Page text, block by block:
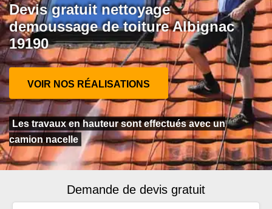
Devis gratuit nettoyage
demoussage de toiture Albignac
19190
VOIR NOS RÉALISATIONS
Les travaux en hauteur sont effectués avec un
camion nacelle
Demande de devis gratuit